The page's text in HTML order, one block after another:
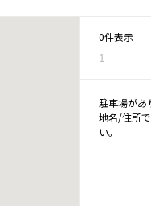
0件表示
1
駐車場があ
地名/住所
い。